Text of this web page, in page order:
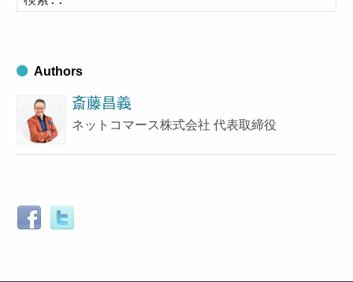
ブ
索
Authors
斎藤昌義
ネットコマース株式会社 代表取締役